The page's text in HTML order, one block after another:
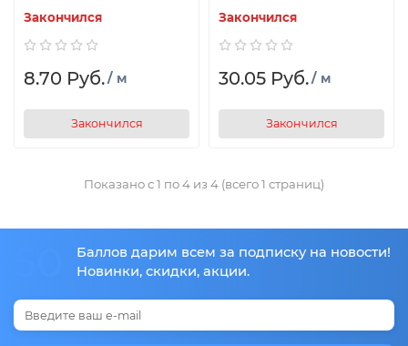
Закончился
8.70 Руб./ м
Закончился
Закончился
30.05 Руб./ м
Закончился
Показано с 1 по 4 из 4 (всего 1 страниц)
Баллов дарим всем за подписку на новости!
Новинки, скидки, акции.